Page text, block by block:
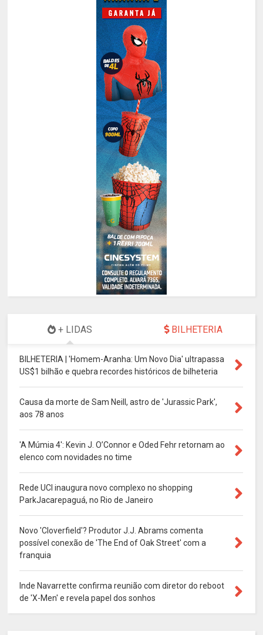
+ LIDAS BILHETERIA
BILHETERIA | 'Homem-Aranha: Um Novo Dia' ultrapassa
US$1 bilhão e quebra recordes históricos de bilheteria
Causa da morte de Sam Neill, astro de 'Jurassic Park',
aos 78 anos
'A Múmia 4': Kevin J. O’Connor e Oded Fehr retornam ao
elenco com novidades no time
Rede UCI inaugura novo complexo no shopping
ParkJacarepaguá, no Rio de Janeiro
Novo 'Cloverfield'? Produtor J.J. Abrams comenta
possível conexão de 'The End of Oak Street' com a
franquia
Inde Navarrette confirma reunião com diretor do reboot
de 'X-Men' e revela papel dos sonhos